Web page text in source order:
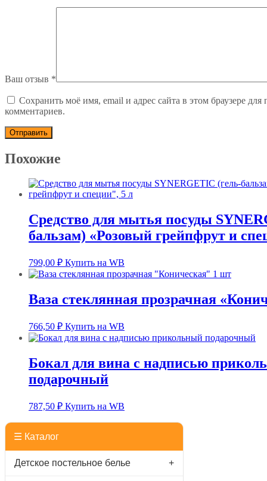
Ваш отзыв *
Сохранить моё имя, email и адрес сайта в этом браузере
комментариев.
Похожие
Средство для мытья посуды
бальзам) «Розовый грейпфрут и
799,00 ₽ Купить на WB
Ваза стеклянная прозрачная
766,50 ₽ Купить на WB
Бокал для вина с надписью
подарочный
787,50 ₽ Купить на WB
☰ Каталог
Детское постельное белье +